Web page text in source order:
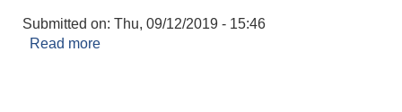
Submitted on: Thu, 09/12/2019 - 15:46
Read more